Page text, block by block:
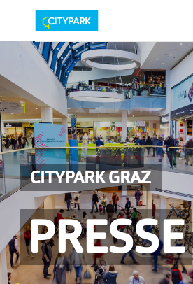
CITYPARK GRAZ
PRESSE
PRESSEAUSSENDUNGEN
Center & Marken
Events
Services
MEDIAGALERIE
PRESSEKONTAKT